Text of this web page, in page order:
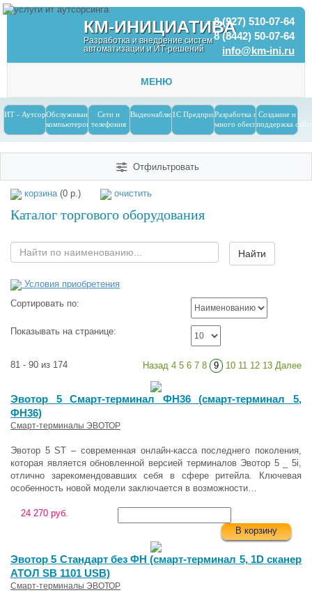
КМ-ИНИЦИАТИВА
Разработка и внедрение систем
автоматизации и ИТ-решений
8 (927) 510-07-64
8 (8442) 50-07-64
info@km-ini.ru
МЕНЮ
ИТ - АутсорсингОбслуживание
компьютеров
Сети и
телефония
Видеонаблюдение1С ПредприятиеРазработка програм-
много обеспечения
Создание и
поддержка
Отфильтровать
корзина (0 р.) очистить
Каталог торгового оборудования
Условия приобретения
Сортировать по:
Показывать на странице:
81 - 90 из 174 Назад 4 5 6 7 8 9 10 11 12 13 Далее
Эвотор 5 Смарт-терминал ФН36 (смарт-терминал 5,
ФН36)
Смарт-терминалы ЭВОТОР
Эвотор 5 ST – современная онлайн-касса последнего поколения,
которая является обновленной версией терминалов Эвотор 5 _ 5i,
отлично зарекомендовавших себя в сфере ритейла. Ключевая
особенность новой модели заключается в возможности…
24 270 руб.
В корзину
Эвотор 5 Стандарт без ФН (смарт-терминал 5, 1D сканер
АТОЛ SB 1101 USB)
Смарт-терминалы ЭВОТОР